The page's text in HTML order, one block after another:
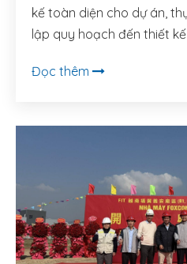
kế toàn diện cho dự án,
lập quy hoạch đến thiết
Đọc thêm